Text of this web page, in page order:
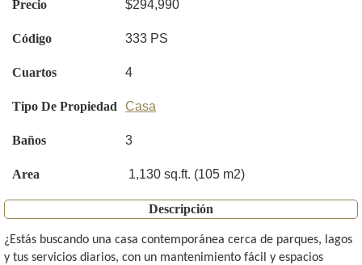
Precio $294,990
Código 333 PS
Cuartos 4
Tipo De Propiedad Casa
Baños 3
Area 1,130 sq.ft. (105 m2)
Descripción
¿Estás buscando una casa contemporánea cerca de parques, lagos
y tus servicios diarios, con un mantenimiento fácil y espacios